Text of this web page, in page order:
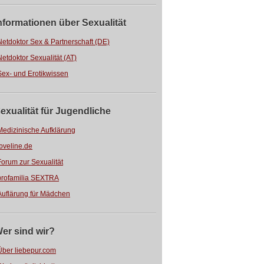
über Sexualität
Sex & Partnerschaft (DE)
Sexualität (AT)
und Erotikwissen
für Jugendliche
Aufklärung
zur Sexualität
SEXTRA
für Mädchen
sind wir?
liebepur.com